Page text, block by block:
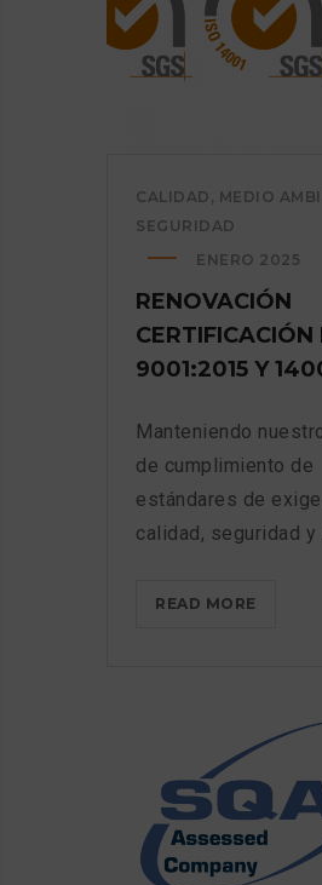
CALIDAD , MEDIO
SEGURIDAD
ENERO 2025
RENOVACIÓN
CERTIFICACIÓN
9001:2015 Y
Manteniendo
de cumplimiento de
estándares de
calidad, seguridad y
READ MORE